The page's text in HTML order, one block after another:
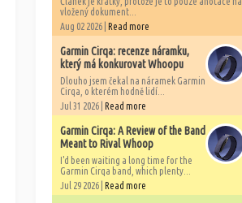
vložený dokument...
Aug 02 2026 | Read more
Garmin Cirqa: recenze náramku,
který má konkurovat Whoopu
Dlouho jsem čekal na náramek Garmin
Cirqa, o kterém hodně lidí...
Jul 31 2026 | Read more
Garmin Cirqa: A Review of the Band
Meant to Rival Whoop
I'd been waiting a long time for the
Garmin Cirqa band, which plenty...
Jul 29 2026 | Read more